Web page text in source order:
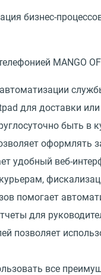
бизнес-
для доставки
быть в
оформлять
удобный веб-
помогает
для
позволяет
все